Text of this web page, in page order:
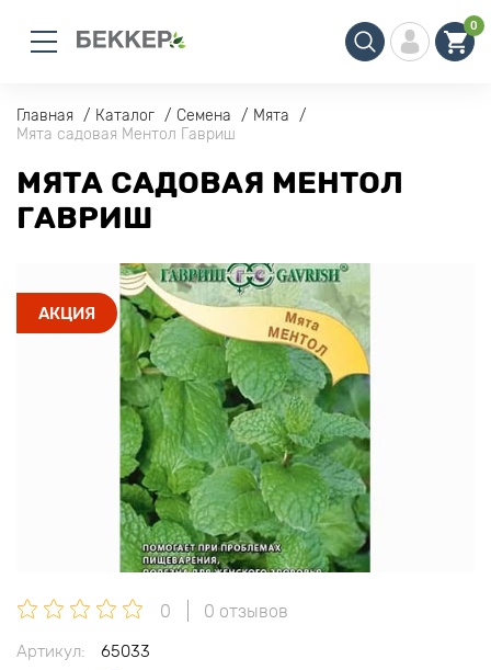
0
Главная Каталог Семена
Мята
Мята садовая Ментол Гавриш
МЯТА САДОВАЯ МЕНТОЛ
ГАВРИШ
АКЦИЯ
0 0 отзывов
Артикул:
65033